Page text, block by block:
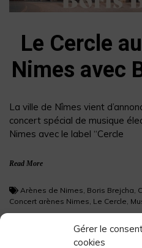
Gérer le
cookies
Le Cercle
Nimes avec
La ville de Nîmes vient
concert spécial de musique
Nimes avec le label “Cercle
Read More
Arènes de Nimes Boris Brejcha
Concert arènes Nimes Le Cercle